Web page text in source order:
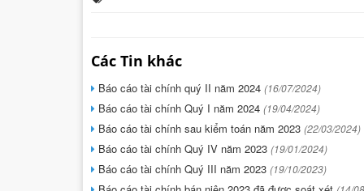
Các Tin khác
Báo cáo tài chính quý II năm 2024 (16/07/2024)
Báo cáo tài chính Quý I năm 2024 (19/04/2024)
Báo cáo tài chính sau kiểm toán năm 2023 (22/03/2024)
Báo cáo tài chính Quý IV năm 2023 (19/01/2024)
Báo cáo tài chính Quý III năm 2023 (19/10/2023)